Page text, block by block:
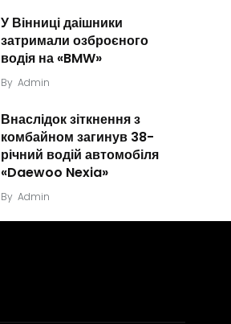
У Вінниці даішники
затримали озброєного
водія на «BMW»
By Admin
Внаслідок зіткнення з
комбайном загинув 38-
річний водій автомобіля
«Daewoo Nexia»
By Admin